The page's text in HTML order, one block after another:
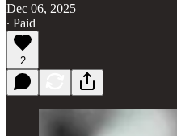
Dec 06, 2025
∙ Paid
2